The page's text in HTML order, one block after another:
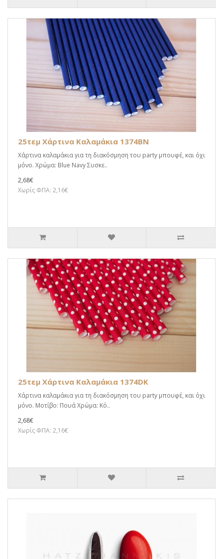
25τεμ Χάρτινα Καλαμάκια 1374BN
Χάρτινα καλαμάκια για τη διακόσμηση του party μπουφέ, και όχι
μόνο. Χρώμα: Blue Navy Συσκε..
2,68€
Χωρίς ΦΠΑ: 2,16€
25τεμ Χάρτινα Καλαμάκια 1374DK
Χάρτινα καλαμάκια για τη διακόσμηση του party μπουφέ, και όχι
μόνο. Μοτίβο: Πουά Χρώμα: Κό..
2,68€
Χωρίς ΦΠΑ: 2,16€